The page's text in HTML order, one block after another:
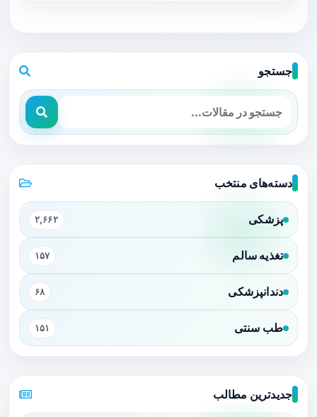
جستجو
دسته‌های منتخب
پزشکی ۲,۶۶۲
تغذیه سالم ۱۵۷
دندانپزشکی ۶۸
طب سنتی ۱۵۱
جدیدترین مطالب